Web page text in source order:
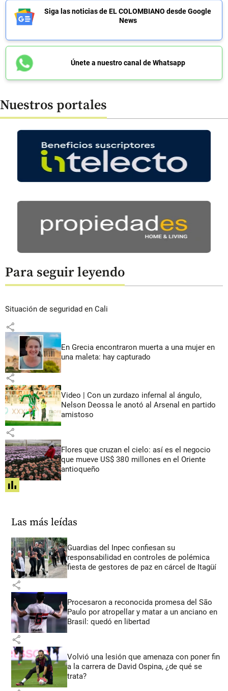
Siga las noticias de EL COLOMBIANO desde Google
News
Únete a nuestro canal de Whatsapp
Nuestros portales
Para seguir leyendo
Situación de seguridad en Cali
share
En Grecia encontraron muerta a una mujer en
una maleta: hay capturado
share
Video | Con un zurdazo infernal al ángulo,
Nelson Deossa le anotó al Arsenal en partido
amistoso
share
Flores que cruzan el cielo: así es el negocio
que mueve US$ 380 millones en el Oriente
antioqueño
share
Las más leídas
Guardias del Inpec confiesan su
responsabilidad en controles de polémica
fiesta de gestores de paz en cárcel de Itagüí
share
Procesaron a reconocida promesa del São
Paulo por atropellar y matar a un anciano en
Brasil: quedó en libertad
share
Volvió una lesión que amenaza con poner fin
a la carrera de David Ospina, ¿de qué se
trata?